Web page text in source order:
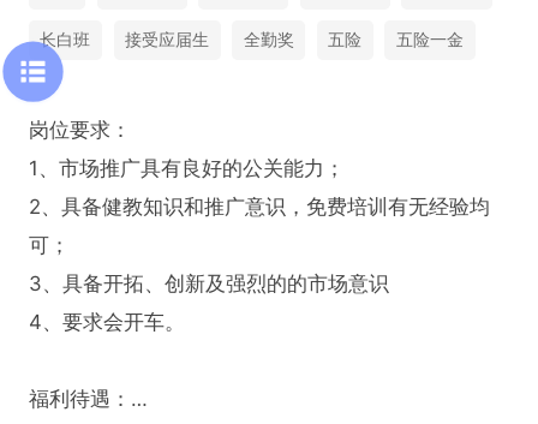
长白班 接受应届生 全勤奖 五险 五险一金
岗位要求：
1、市场推广具有良好的公关能力；
2、具备健教知识和推广意识，免费培训有无经验均
可；
3、具备开拓、创新及强烈的的市场意识
4、要求会开车。
福利待遇：